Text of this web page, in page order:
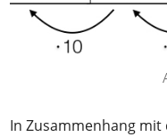
In Zusammenhang